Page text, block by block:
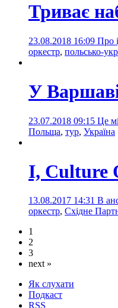
Триває
23.08.2018 16:09 Про
оркестр, польсько-
У
23.07.2018 09:15 Це
Польща, тур, Україна
I, Culture
13.08.2017 14:31 В
оркестр, Східне
1
2
3
next »
Як слухати
Подкаст
RSS